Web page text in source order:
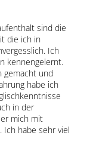
sind die
die ich in
Ich
kennengelernt.
gemacht und
habe ich
in der
mich mit
Ich habe sehr viel